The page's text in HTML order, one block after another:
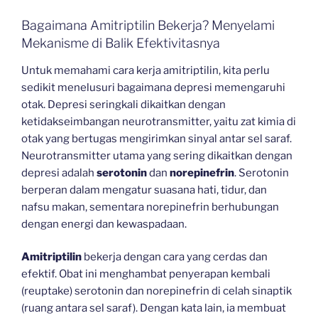
Bagaimana Amitriptilin Bekerja? Menyelami
Mekanisme di Balik Efektivitasnya
Untuk memahami cara kerja amitriptilin, kita perlu
sedikit menelusuri bagaimana depresi memengaruhi
otak. Depresi seringkali dikaitkan dengan
ketidakseimbangan neurotransmitter, yaitu zat kimia di
otak yang bertugas mengirimkan sinyal antar sel saraf.
Neurotransmitter utama yang sering dikaitkan dengan
depresi adalah serotonindan norepinefrin. Serotonin
berperan dalam mengatur suasana hati, tidur, dan
nafsu makan, sementara norepinefrin berhubungan
dengan energi dan kewaspadaan.
Amitriptilin bekerja dengan cara yang cerdas dan
efektif. Obat ini menghambat penyerapan kembali
(reuptake) serotonin dan norepinefrin di celah sinaptik
(ruang antara sel saraf). Dengan kata lain, ia membuat